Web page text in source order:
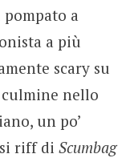
a
a più
scary su
nello
un po’
riff di Scumbag